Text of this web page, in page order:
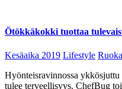
Ötökkäkokki tuottaa
Kesäaika 2019 Lifestyle Ruoka
Hyönteisravinnossa
tulee terveellisyys. ChefBug